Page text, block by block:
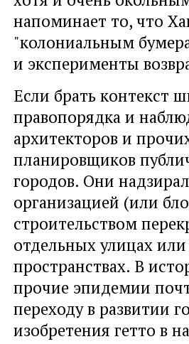
напоминает то, что
"колониальным
и эксперименты
Если брать контекст
правопорядка и
архитекторов и
планировщиков
городов. Они
организацией (или
строительством
отдельных улицах
пространствах. В
прочие эпидемии
переходу в развитии
изобретения гетто в